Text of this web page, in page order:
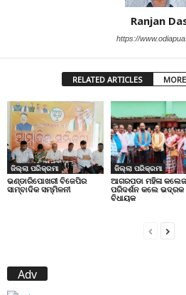
Ranjan
https://
RELATED ARTICLES
ଜିଲ୍ଲା ପରିକ୍ରମା
ଭଣ୍ଡାରିପୋଖରୀ ବିଜେପିର
ସାମ୍ବାଦିକ ସମ୍ମିଳନୀ
ଜିଲ୍ଲା ପରିକ୍ରମା
ଆଗରପଡା ମହିଳା କଲେଜ
ପରିଦର୍ଶନ କଲେ ଭଦ୍ରକ
ବିଧାୟକ
Adv